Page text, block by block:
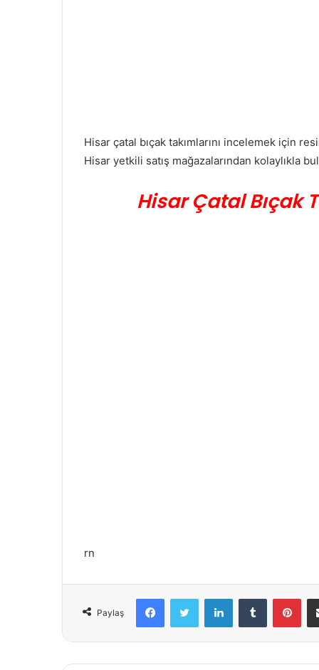
Hisar çatal bıçak takımlarını incelemek için
Hisar yetkili satış mağazalarından kolaylıkla
Hisar Çatal Bıçak
rn
Paylaş